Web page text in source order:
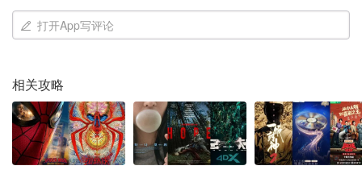
加拿大9条超适合冬季自驾游公路盘
点！白雪山脉、史前冰川、乡村谷
仓…美景路线图都给你总结好了！
芋圆冬瓜茶 7667
打开App写评论
相关攻略